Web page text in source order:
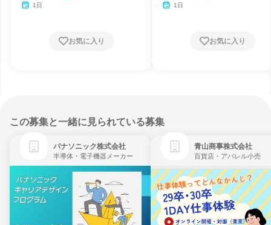
1日
お気に入り
1日
お気に入り
この募集と一緒に見られている募集
パナソニック株式会社
半導体・電子機器メーカー
青山商事株式会社
百貨店・アパレル小売